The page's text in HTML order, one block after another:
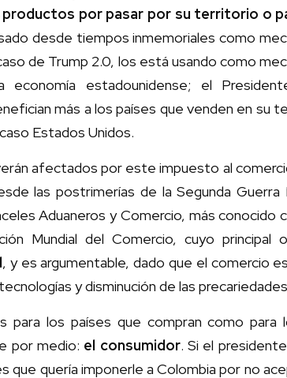
por pasar por su territorio o
desde tiempos inmemoriales como
de Trump 2.0, los está usando como
estadounidense; el
más a los países que venden en su
Estados Unidos.
afectados por este impuesto al
las postrimerías de la Segunda Guerra
Aduaneros y Comercio, más conocido
Mundial del Comercio, cuyo principal
, y es argumentable, dado que el comercio
y disminución de las
para los países que compran como para
por medio: el consumidor. Si el
que quería imponerle a Colombia por no